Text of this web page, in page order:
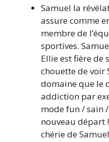
Samuel la
assure comme
membre de
sportives.
Ellie est fière de
chouette de voir
domaine que le
addiction par
mode fun / sain
nouveau départ
chérie de